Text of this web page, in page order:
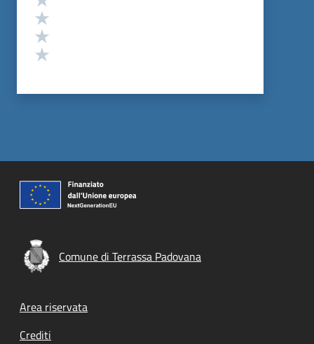
Comune di Terrassa Padovana
Footer menu
Area riservata
Crediti